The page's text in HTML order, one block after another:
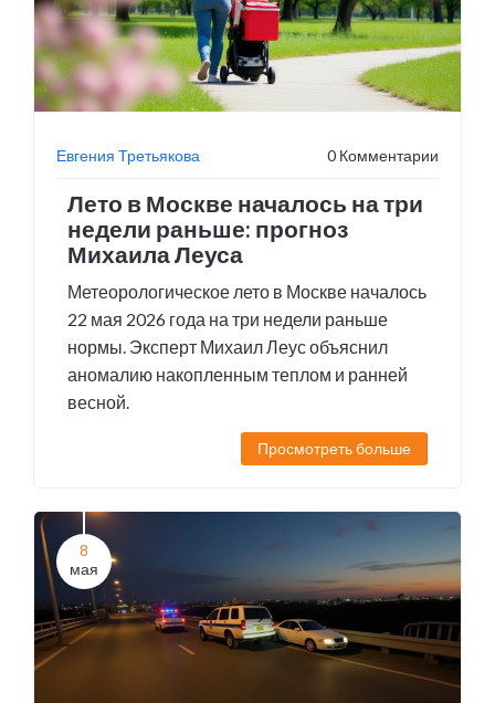
Евгения Третьякова 0 Комментарии
Лето в Москве началось на три
недели раньше: прогноз
Михаила Леуса
Метеорологическое лето в Москве началось
22 мая 2026 года на три недели раньше
нормы. Эксперт Михаил Леус объяснил
аномалию накопленным теплом и ранней
весной.
Просмотреть больше
8
мая